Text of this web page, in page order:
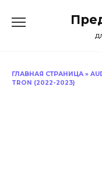
ГЛАВНАЯ СТРАНИЦА »
TRON (2022-2023)